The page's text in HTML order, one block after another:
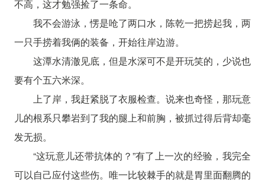
不高，这才勉强捡了一条命。
我不会游泳，愣是呛了两口水，陈乾一把捞起我，两
一只手捞着我俩的装备，开始往岸边游。
这潭水清澈见底，但是水深可不是开玩笑的，少说也
要有个五六米深。
上了岸，我赶紧脱了衣服检查。说来也奇怪，那玩意
儿的根系只攀岩到了我的腿上和前胸，被抓过得后背却毫
发无损。
“这玩意儿还带抗体的？”有了上一次的经验，我完全
可以自己应付这些伤。唯一比较棘手的就是胃里面翻腾的